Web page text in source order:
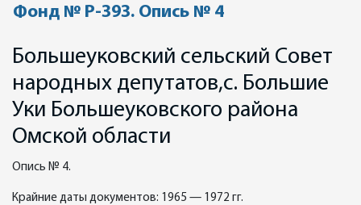
Фонд № Р-393. Опись № 4
Большеуковский сельский Совет
народных депутатов,с. Большие
Уки Большеуковского района
Омской области
Опись № 4.
Крайние даты документов: 1965 — 1972 гг.